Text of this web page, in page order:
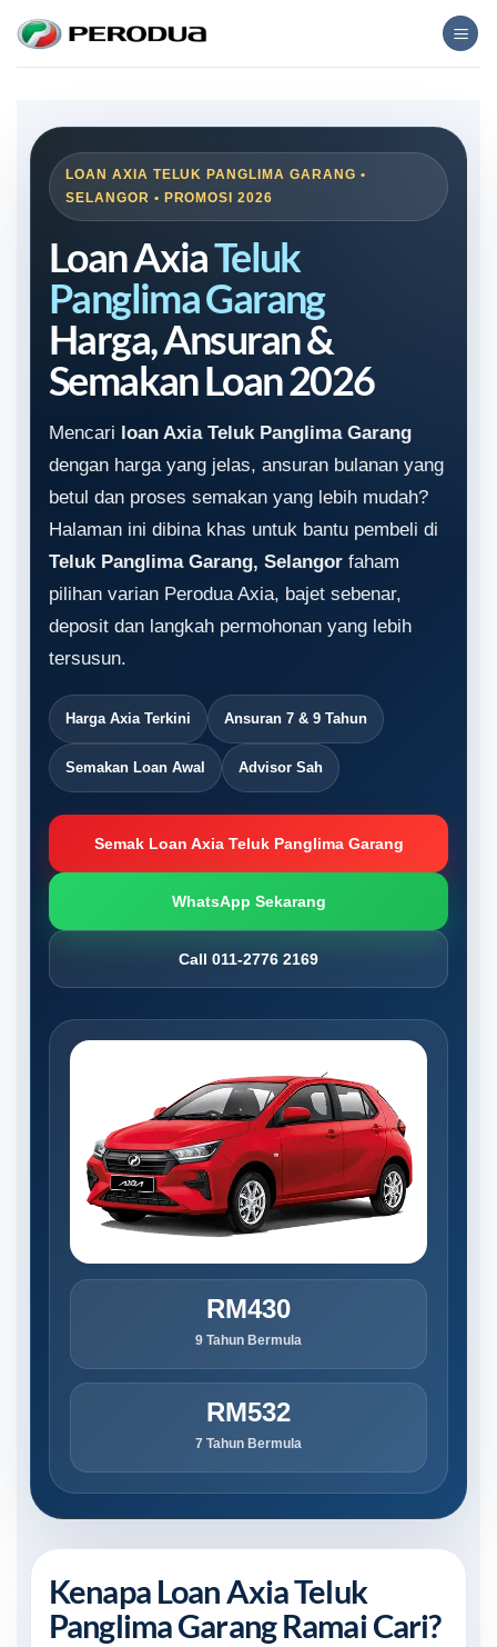
content
LOAN AXIA TELUK PANGLIMA GARANG •
SELANGOR • PROMOSI 2026
Loan AxiaTeluk
Panglima Garang
Harga, Ansuran &
Semakan Loan 2026
Mencari loan Axia Teluk Panglima Garang
dengan harga yang jelas, ansuran bulanan yang
betul dan proses semakan yang lebih mudah?
Halaman ini dibina khas untuk bantu pembeli di
Teluk Panglima Garang, Selangor faham
pilihan varian Perodua Axia, bajet sebenar,
deposit dan langkah permohonan yang lebih
tersusun.
Harga Axia Terkini Ansuran 7 & 9 Tahun
Semakan Loan Awal Advisor Sah
Semak Loan Axia Teluk Panglima Garang
WhatsApp Sekarang
Call 011-2776 2169
RM430
9 Tahun Bermula
RM532
7 Tahun Bermula
Kenapa Loan Axia Teluk
Panglima Garang Ramai Cari?